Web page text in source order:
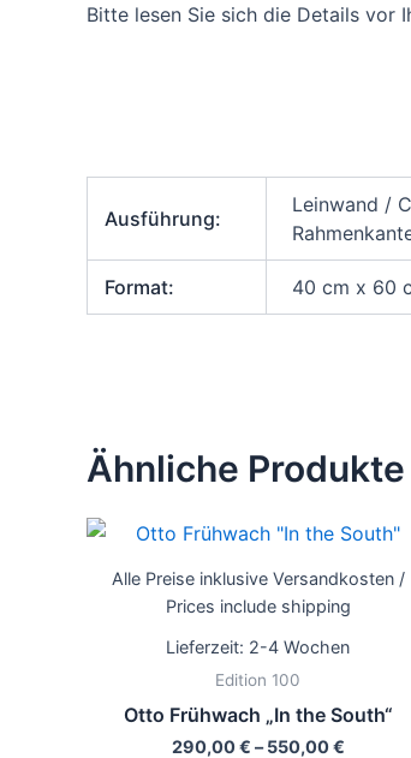
Bitte lesen Sie sich die Details vor
Ausführung:
Leinwand /
Format: 40 cm x 60
Ähnliche Produkte
Alle Preise inklusive Versandkosten /
Prices include shipping
Lieferzeit: 2-4 Wochen
Edition 100
Otto Frühwach „In the South“
290,00€ –550,00€
Die